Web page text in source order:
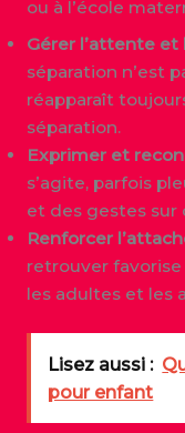
ou à l’école
Gérer l’attente et
séparation n’est
réapparaît
séparation.
Exprimer et
s’agite, parfois
et des gestes sur
Renforcer
retrouver
les adultes et les
Lisez aussi :
pour enfant